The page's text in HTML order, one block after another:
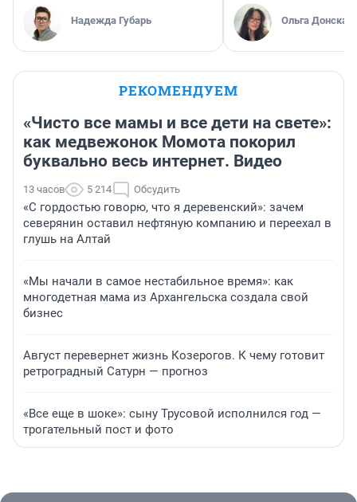
Надежда Губарь Ольга Донская
РЕКОМЕНДУЕМ
«Чисто все мамы и все дети на свете»:
как медвежонок Момота покорил
буквально весь интернет. Видео
13 часов 5 214 Обсудить
«С гордостью говорю, что я деревенский»: зачем
северянин оставил нефтяную компанию и переехал в
глушь на Алтай
«Мы начали в самое нестабильное время»: как
многодетная мама из Архангельска создала свой
бизнес
Август перевернет жизнь Козерогов. К чему готовит
ретроградный Сатурн — прогноз
«Все еще в шоке»: сыну Трусовой исполнился год —
трогательный пост и фото